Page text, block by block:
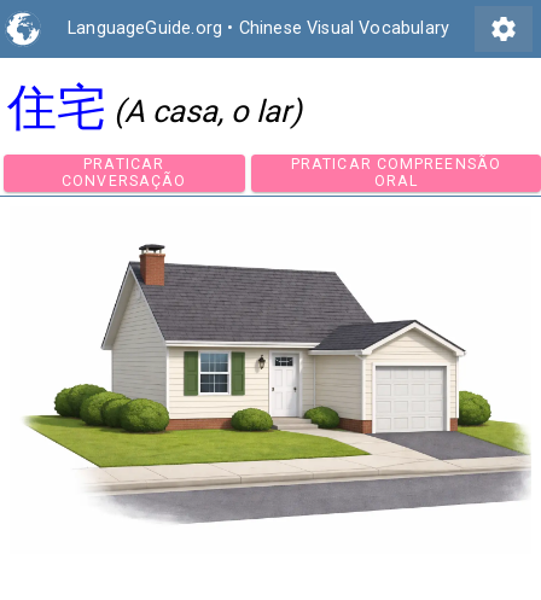
LanguageGuide.org • Chinese Visual Vocabulary settings
住宅 (A casa, o lar)
PRATICAR PRATICAR